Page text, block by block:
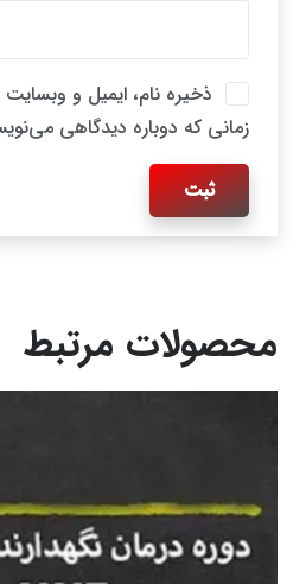
ذخیره نام، ایمیل و
زمانی که دوباره دیدگاهی
محصولات مرتبط